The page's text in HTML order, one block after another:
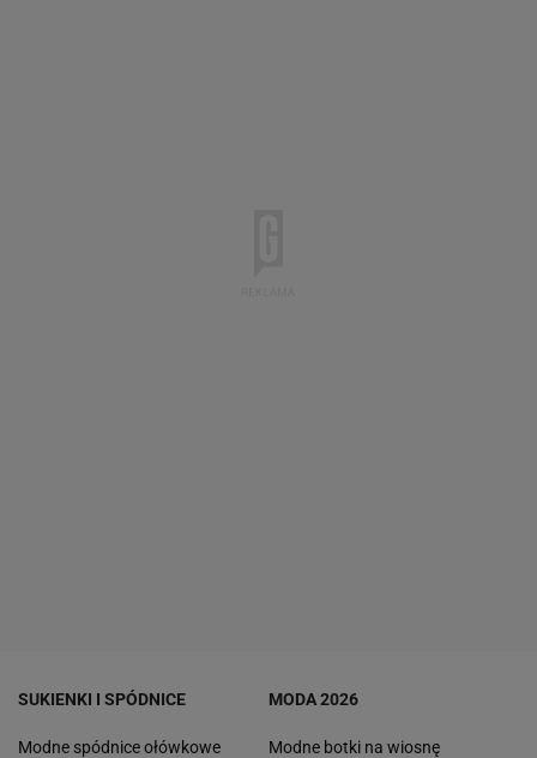
SUKIENKI I SPÓDNICE
Modne spódnice ołówkowe
MODA 2026
Modne botki na wiosnę